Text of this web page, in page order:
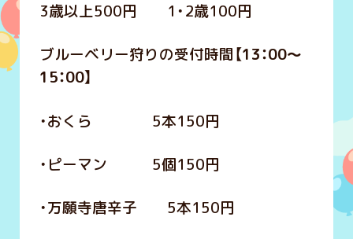
3歳以上500円 1・2歳100円
ブルーベリー狩りの受付時間 【13：00～
15：00】
・おくら 5本150円
・ピーマン 5個150円
・万願寺唐辛子 5本150円